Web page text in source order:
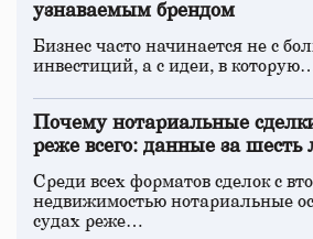
узнаваемым брендом
Бизнес часто начинается не с
инвестиций, а с идеи, в
Почему нотариальные
реже всего: данные за шесть
Среди всех форматов сделок с
недвижимостью нотариальные
судах реже…